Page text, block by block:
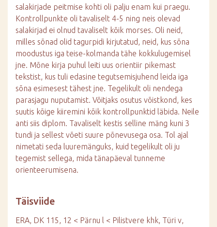
salakirjade peitmise kohti oli palju enam kui praegu.
Kontrollpunkte oli tavaliselt 4-5 ning neis olevad
salakirjad ei olnud tavaliselt kõik morses. Oli neid,
milles sõnad olid tagurpidi kirjutatud, neid, kus sõna
moodustus iga teise-kolmanda tähe kokkulugemisel
jne. Mõne kirja puhul leiti uus orientiir pikemast
tekstist, kus tuli edasine tegutsemisjuhend leida iga
sõna esimesest tähest jne. Tegelikult oli nendega
parasjagu nuputamist. Võitjaks osutus võistkond, kes
suutis kõige kiiremini kõik kontrollpunktid läbida. Neile
anti siis diplom. Tavaliselt kestis selline mäng kuni 3
tundi ja sellest võeti suure põnevusega osa. Tol ajal
nimetati seda luuremänguks, kuid tegelikult oli ju
tegemist sellega, mida tänapäeval tunneme
orienteerumisena.
Täisviide
ERA, DK 115, 12 < Pärnu l < Pilistvere khk, Türi v,